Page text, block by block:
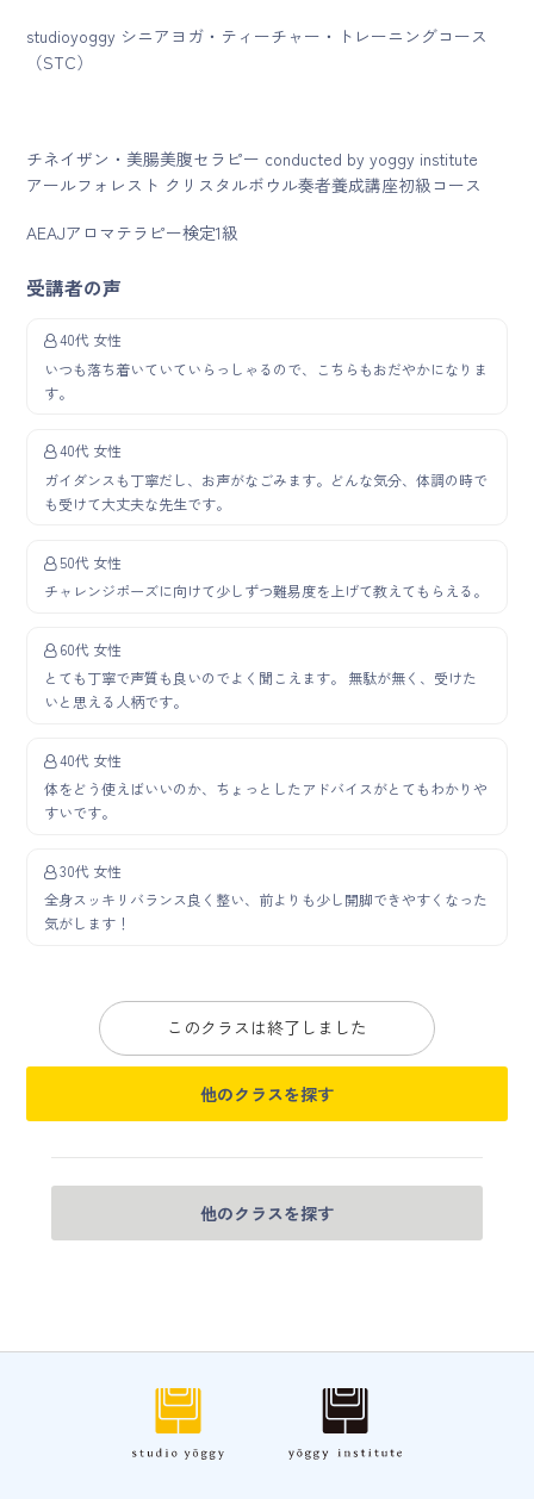
studioyoggy シニアヨガ・ティーチャー・トレーニングコース
（STC）
チネイザン・美腸美腹セラピー conducted by yoggy institute
アールフォレスト クリスタルボウル奏者養成講座初級コース
AEAJアロマテラピー検定1級
受講者の声
40代 女性
いつも落ち着いていていらっしゃるので、こちらもおだやかになりま
す。
40代 女性
ガイダンスも丁寧だし、お声がなごみます。どんな気分、体調の時で
も受けて大丈夫な先生です。
50代 女性
チャレンジポーズに向けて少しずつ難易度を上げて教えてもらえる。
60代 女性
とても丁寧で声質も良いのでよく聞こえます。 無駄が無く、受けた
いと思える人柄です。
40代 女性
体をどう使えばいいのか、ちょっとしたアドバイスがとてもわかりや
すいです。
30代 女性
全身スッキリバランス良く整い、前よりも少し開脚できやすくなった
気がします！
このクラスは終了しました
他のクラスを探す
他のクラスを探す